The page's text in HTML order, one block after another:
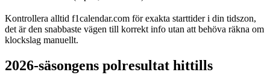
Kontrollera alltid f1calendar.com för exakta starttider i din tidszon,
det är den snabbaste vägen till korrekt info utan att behöva räkna om
klockslag manuellt.
2026-säsongens polresultat hittills